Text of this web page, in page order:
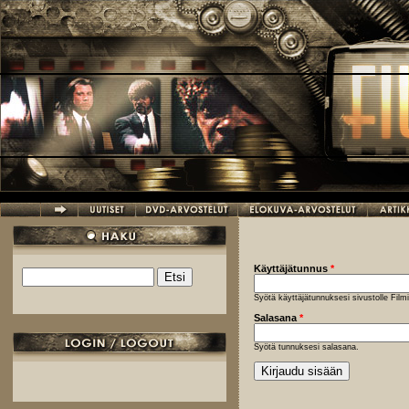
Hyppää pääsisältöön
Hakulomake
Käyttäjätunnus *
Syötä käyttäjätunnuksesi sivustolle
Salasana *
Syötä tunnuksesi salasana.